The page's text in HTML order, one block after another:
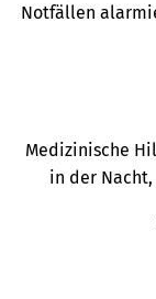
Notfällen
Medizinische
in der